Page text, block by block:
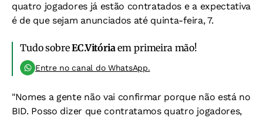
quatro jogadores já estão contratados e a expectativa
é de que sejam anunciados até quinta-feira, 7.
Tudo sobreEC.Vitóriaem primeira mão!
Entre no canal do WhatsApp.
"Nomes a gente não vai confirmar porque não está no
BID. Posso dizer que contratamos quatro jogadores,